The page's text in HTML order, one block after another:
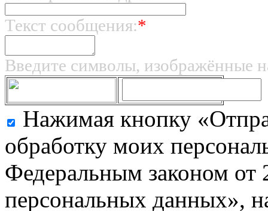
Текст сообщения:*
Введите символы, изображённые
Нажимая кнопку
обработку моих
Федеральным законом
персональных данных»,